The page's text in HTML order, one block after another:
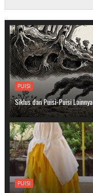
PUISI
Siklus dan Puisi-Puisi Lainnya
PUISI